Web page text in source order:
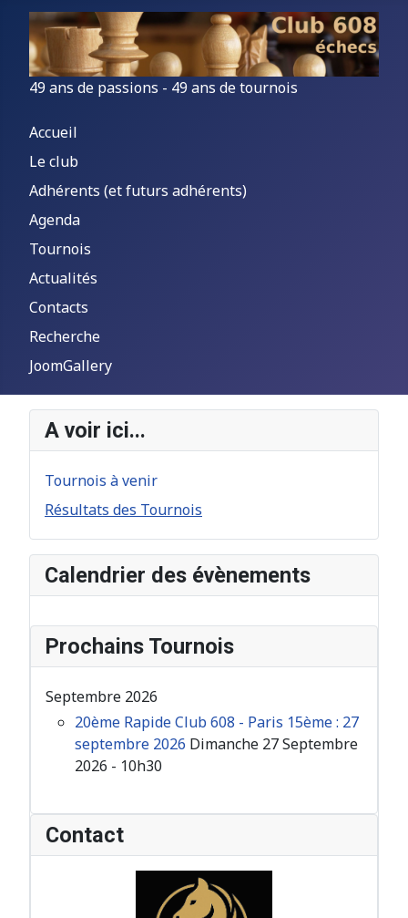
49 ans de passions - 49 ans de tournois
Accueil
Le club
Adhérents (et futurs adhérents)
Agenda
Tournois
Actualités
Contacts
Recherche
JoomGallery
A voir ici...
Tournois à venir
Résultats des Tournois
Calendrier des évènements
Prochains Tournois
Septembre 2026
20ème Rapide Club 608 - Paris 15ème : 27
septembre 2026 Dimanche 27 Septembre
2026 - 10h30
Contact